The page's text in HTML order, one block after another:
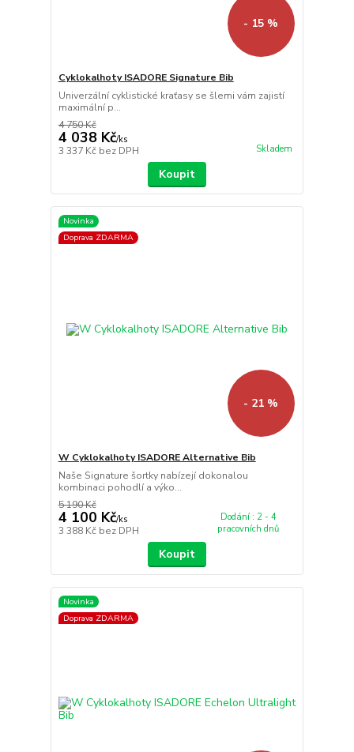
- 15 %
Cyklokalhoty ISADORE Signature Bib
Univerzální cyklistické kraťasy se šlemi vám zajistí
maximální p...
4 750 Kč
4 038 Kč/ks
3 337 Kč bez DPH Skladem
Koupit
Novinka
Doprava ZDARMA
- 21 %
W Cyklokalhoty ISADORE Alternative Bib
Naše Signature šortky nabízejí dokonalou
kombinaci pohodlí a výko...
5 190 Kč
4 100 Kč/ks
3 388 Kč bez DPH
Dodání : 2 - 4
pracovních dnů
Koupit
Novinka
Doprava ZDARMA